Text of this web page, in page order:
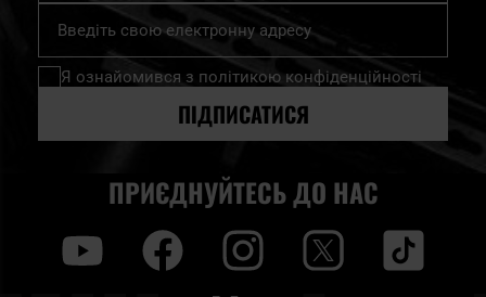
Підпишіться
нашу
розсилку
Я ознайомився з політикою конфіденційності
ПІДПИСАТИСЯ
ПРИЄДНУЙТЕСЬ ДО НАС